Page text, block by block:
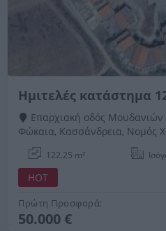
Ημιτελές κατάστημα
Επαρχιακή οδός
Φώκαια, Κασσάνδρεια, Νομός
122.25 m²
HOT
Πρώτη Προσφορά:
50.000 €